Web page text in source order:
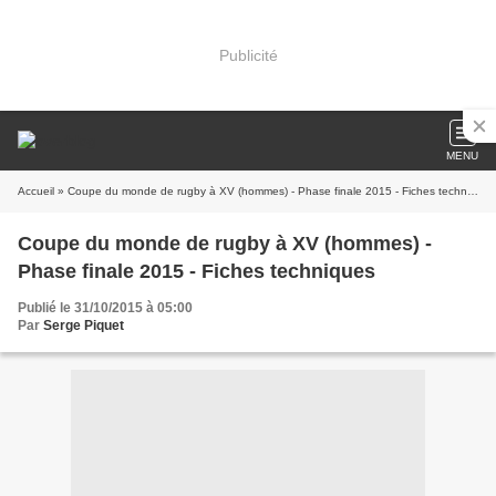
Publicité
MENU
Accueil » Coupe du monde de rugby à XV (hommes) - Phase finale 2015 - Fiches techniques
Coupe du monde de rugby à XV (hommes) -
Phase finale 2015 - Fiches techniques
Publié le 31/10/2015 à 05:00
Par Serge Piquet